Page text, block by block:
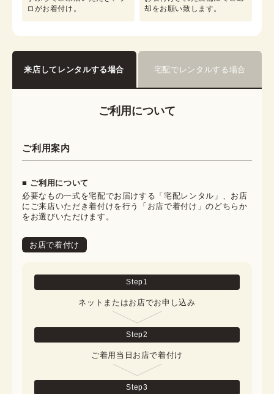
ロがお着付け。
却をお願い致します。
来店してレンタルする場合 宅配でレンタルする場合
ご利用について
ご利用案内
■ ご利用について
必要なもの一式を宅配でお届けする「宅配レンタル」、お店
にご来店いただき着付けを行う「お店で着付け」のどちらか
をお選びいただけます。
お店で着付け
Step1
ネットまたはお店でお申し込み
Step2
ご着用当日お店で着付け
Step3